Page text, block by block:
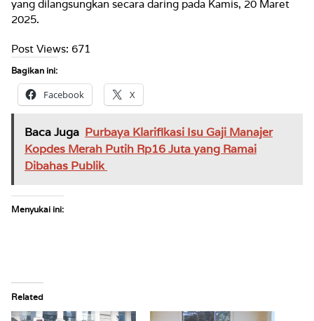
yang dilangsungkan secara daring pada Kamis, 20 Maret
2025.
Post Views: 671
Bagikan ini:
Facebook X
Baca Juga Purbaya Klarifikasi Isu Gaji Manajer
Kopdes Merah Putih Rp16 Juta yang Ramai
Dibahas Publik
Menyukai ini:
Related